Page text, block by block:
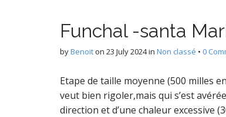
Funchal -santa
byBenoiton 23 July 2024in Non classé • 0
Etape de taille moyenne (500 milles
veut bien rigoler,mais qui s’est
direction et d’une chaleur excessive